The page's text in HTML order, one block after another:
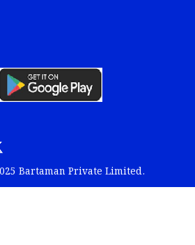
Bartaman Private Limited.